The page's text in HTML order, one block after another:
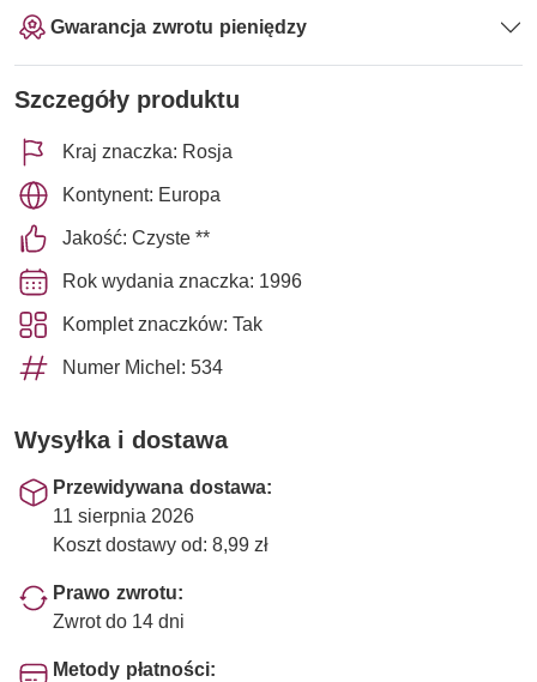
Gwarancja zwrotu pieniędzy
Szczegóły produktu
Kraj znaczka: Rosja
Kontynent: Europa
Jakość: Czyste **
Rok wydania znaczka: 1996
Komplet znaczków: Tak
Numer Michel: 534
Wysyłka i dostawa
Przewidywana dostawa:
11 sierpnia 2026
Koszt dostawy od: 8,99 zł
Prawo zwrotu:
Zwrot do 14 dni
Metody płatności: